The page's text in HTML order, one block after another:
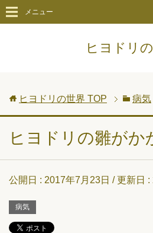
ヒヨドリ
メニュー
ヒヨドリの世界 TOP 病気
ヒヨドリの雛がか
公開日 : 2017年7月23日 / 更新日 :
病気